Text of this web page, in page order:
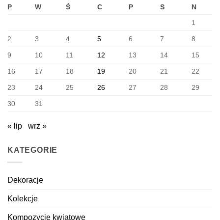
P W Ś C P S
N
1
2 3 4 5 6 7 8
9 10 11 12 13 14 15
16 17 18 19 20 21 22
23 24 25 26 27 28 29
30 31
« lip wrz »
KATEGORIE
Dekoracje
Kolekcje
Kompozycje kwiatowe